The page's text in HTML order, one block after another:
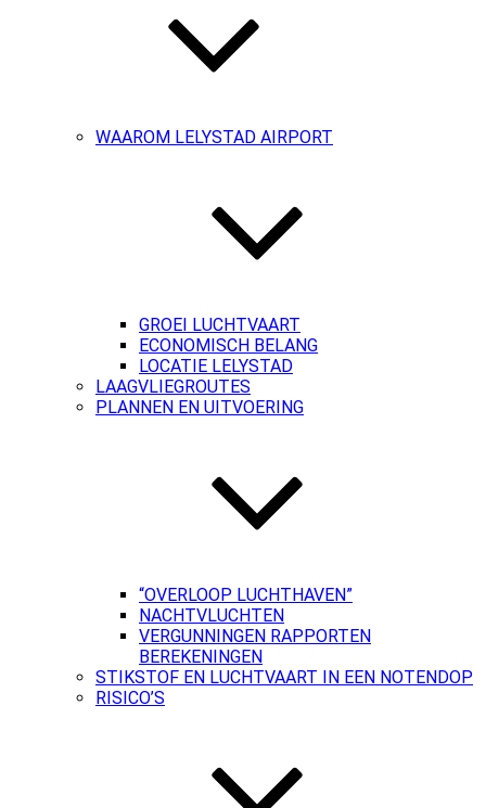
WAAROM LELYSTAD AIRPORT
GROEI LUCHTVAART
ECONOMISCH BELANG
LOCATIE LELYSTAD
LAAGVLIEGROUTES
PLANNEN EN UITVOERING
“OVERLOOP LUCHTHAVEN”
NACHTVLUCHTEN
VERGUNNINGEN RAPPORTEN
BEREKENINGEN
STIKSTOF EN LUCHTVAART IN EEN NOTENDOP
RISICO’S